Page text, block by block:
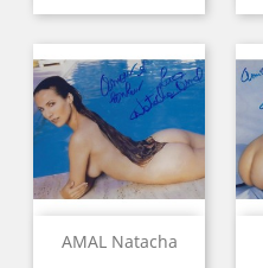
AMAL Natacha